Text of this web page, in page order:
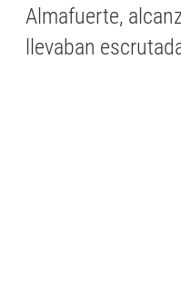
Almafuerte,
llevaban